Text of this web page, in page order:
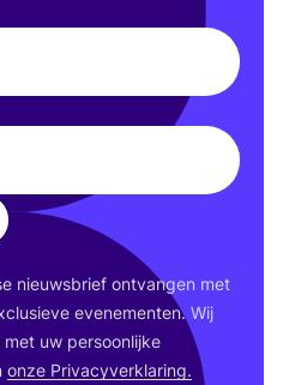
nieuws­brief ont­van­gen met
eve­ne­men­ten. Wij
uw per­soon­lij­ke
onze Pri­va­cy­ver­kla­ring.